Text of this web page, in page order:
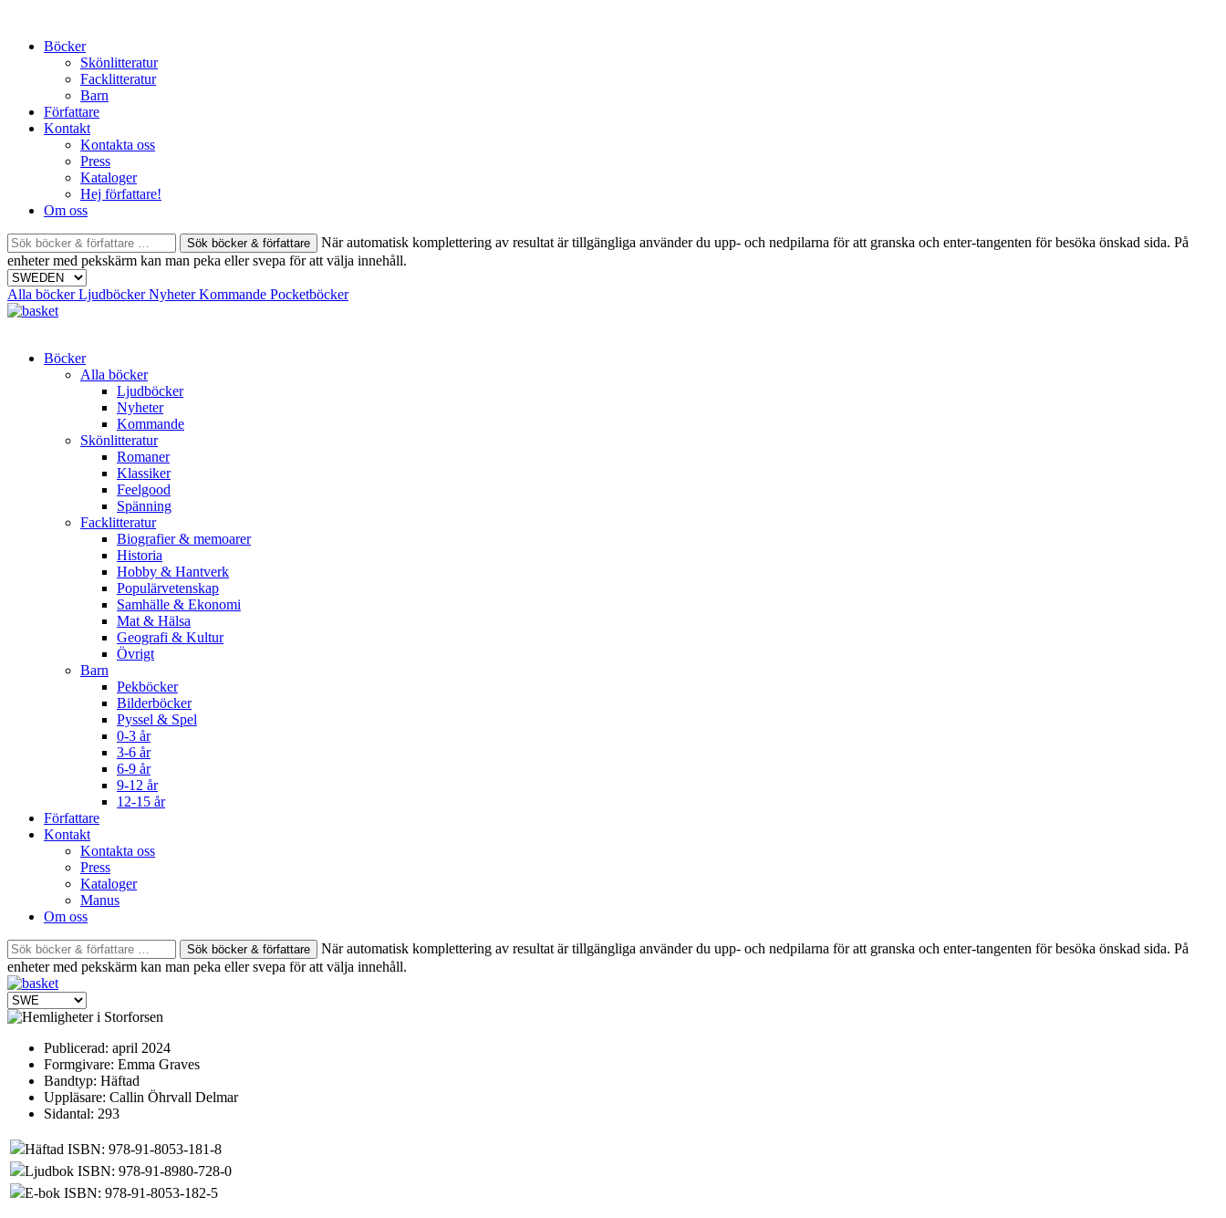
contentBöcker
Skönlitteratur
Facklitteratur
Barn
Författare
Kontakt
Kontakta oss
Press
Kataloger
Hej författare!
Om oss
Sök
böcker
&
författare
efter:
När automatisk komplettering av resultat är tillgängliga använder du upp- och nedpilarna för att granska och enter-tangenten för besöka önskad sida. På
enheter med pekskärm kan man peka eller svepa för att välja innehåll.
Alla böckerLjudböckerNyheterKommande Pocketböcker
Böcker
Alla böcker
Ljudböcker
Nyheter
Kommande
Skönlitteratur
Romaner
Klassiker
Feelgood
Spänning
Facklitteratur
Biografier & memoarer
Historia
Hobby & Hantverk
Populärvetenskap
Samhälle & Ekonomi
Mat & Hälsa
Geografi & Kultur
Övrigt
Barn
Pekböcker
Bilderböcker
Pyssel & Spel
0-3 år
3-6 år
6-9 år
9-12 år
12-15 år
Författare
Kontakt
Kontakta oss
Press
Kataloger
Manus
Om oss
Sök
böcker
&
författare
efter:
När automatisk komplettering av resultat är tillgängliga använder du upp- och nedpilarna för att granska och enter-tangenten för besöka önskad sida. På
enheter med pekskärm kan man peka eller svepa för att välja innehåll.
Publicerad: april 2024
Formgivare: Emma Graves
Bandtyp: Häftad
Uppläsare: Callin Öhrvall Delmar
Sidantal: 293
Häftad ISBN: 978-91-8053-181-8
Ljudbok ISBN: 978-91-8980-728-0
E-bok ISBN: 978-91-8053-182-5